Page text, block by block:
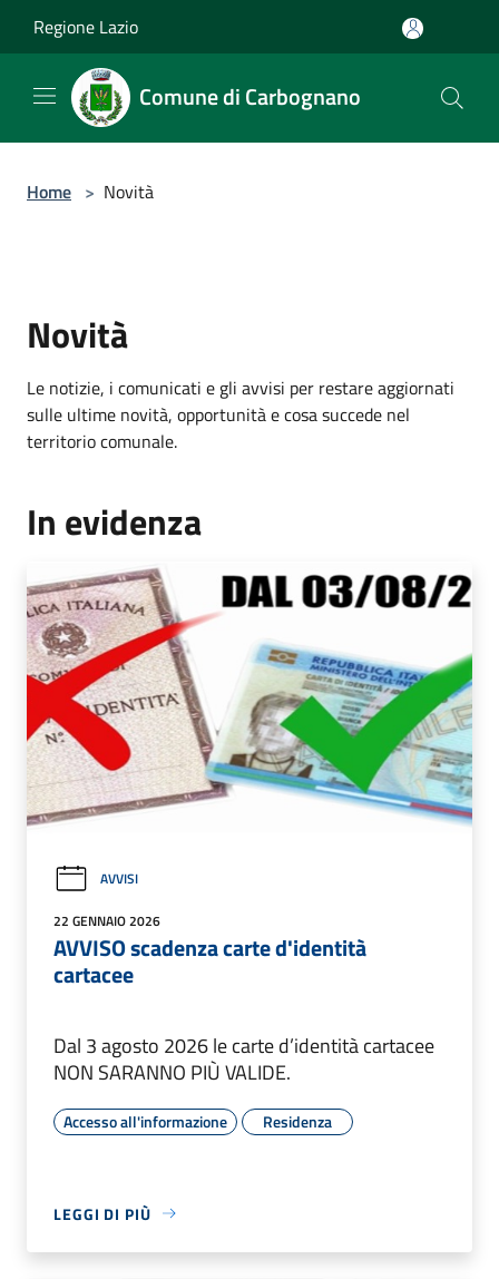
Regione Lazio
Comune di Carbognano
Home > Novità
Novità
Le notizie, i comunicati e gli avvisi per restare aggiornati
sulle ultime novità, opportunità e cosa succede nel
territorio comunale.
In evidenza
AVVISI
22 GENNAIO 2026
AVVISO scadenza carte d'identità
cartacee
Dal 3 agosto 2026 le carte d’identità cartacee
NON SARANNO PIÙ VALIDE.
Accesso all'informazione Residenza
LEGGI DI PIÙ